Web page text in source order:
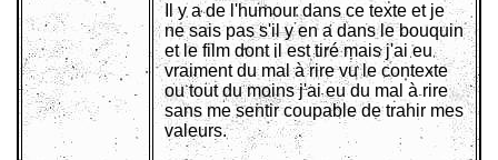
Il y a de l'humour dans ce texte et je
ne sais pas s'il y en a dans le bouquin
et le film dont il est tiré mais j'ai eu
vraiment du mal à rire vu le contexte
ou tout du moins j'ai eu du mal à rire
sans me sentir coupable de trahir mes
valeurs.